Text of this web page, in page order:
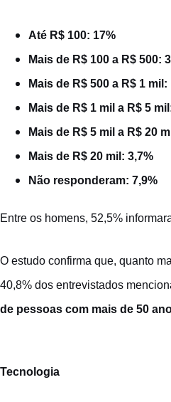
Até R$ 100: 17%
Mais de R$ 100 a R$ 500:
Mais de R$ 500 a R$ 1 mil:
Mais de R$ 1 mil a R$ 5
Mais de R$ 5 mil a R$ 20
Mais de R$ 20 mil: 3,7%
Não responderam: 7,9%
Entre os homens, 52,5%
O estudo confirma que, quanto
40,8% dos entrevistados
de pessoas com mais de 50
Tecnologia